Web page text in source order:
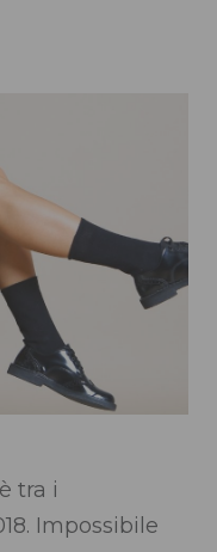
è tra i
Impossibile